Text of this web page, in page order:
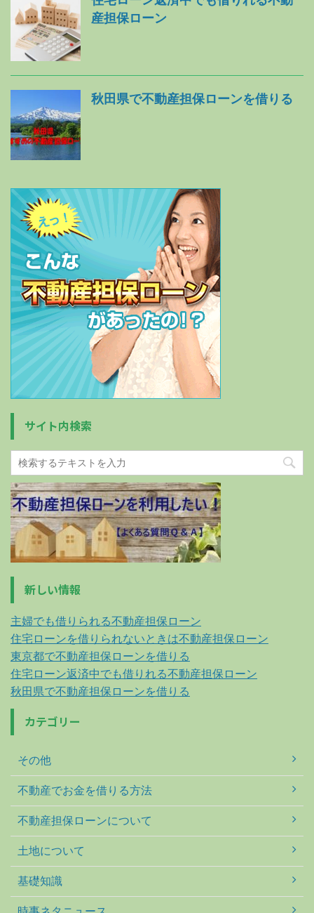
産担保ローン
秋田県で不動産担保ローンを借りる
サイト内検索
新しい情報
主婦でも借りられる不動産担保ローン
住宅ローンを借りられないときは不動産担保ローン
東京都で不動産担保ローンを借りる
住宅ローン返済中でも借りれる不動産担保ローン
秋田県で不動産担保ローンを借りる
カテゴリー
その他
不動産でお金を借りる方法
不動産担保ローンについて
土地について
基礎知識